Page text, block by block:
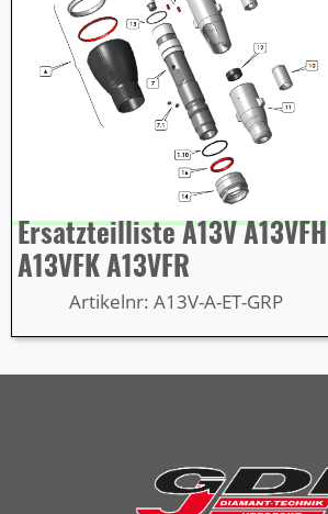
Ersatzteilliste A13V A13VFH
A13VFK A13VFR
Artikelnr: A13V-A-ET-GRP